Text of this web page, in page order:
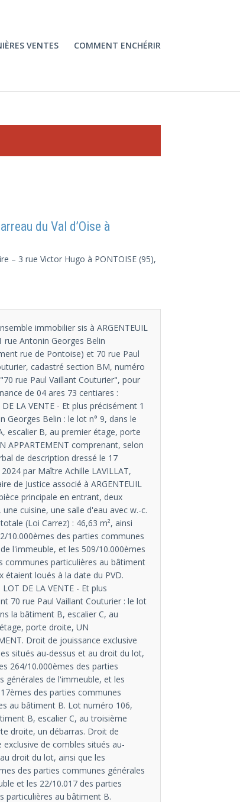
VENTES COMMENT ENCHÉRIR
du Val d’Oise à
– 3 rue Victor Hugo à PONTOISE (95),
immobilier sis à ARGENTEUIL
rue Antonin Georges Belin
rue de Pontoise) et 70 rue Paul
cadastré section BM, numéro
rue Paul Vaillant Couturier", pour
de 04 ares 73 centiares :
DE LA VENTE - Et plus précisément 1
Georges Belin : le lot n° 9, dans le
escalier B, au premier étage, porte
APPARTEMENT comprenant, selon
de description dressé le 17
par Maître Achille LAVILLAT,
de Justice associé à ARGENTEUIL
principale en entrant, deux
une cuisine, une salle d'eau avec w.-c.
(Loi Carrez) : 46,63 m², ainsi
10.000èmes des parties communes
l'immeuble, et les 509/10.000èmes
communes particulières au bâtiment
étaient loués à la date du PVD.
LOT DE LA VENTE - Et plus
70 rue Paul Vaillant Couturier : le lot
la bâtiment B, escalier C, au
porte droite, UN
Droit de jouissance exclusive
situés au-dessus et au droit du lot,
264/10.000èmes des parties
générales de l'immeuble, et les
des parties communes
au bâtiment B. Lot numéro 106,
B, escalier C, au troisième
droite, un débarras. Droit de
exclusive de combles situés au-
droit du lot, ainsi que les
des parties communes générales
et les 22/10.017 des parties
particulières au bâtiment B.